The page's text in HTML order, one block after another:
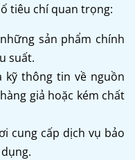
tiêu chí quan trọng:
sản phẩm chính
suất.
kỹ thông tin về nguồn
giả hoặc kém chất
cung cấp dịch vụ bảo